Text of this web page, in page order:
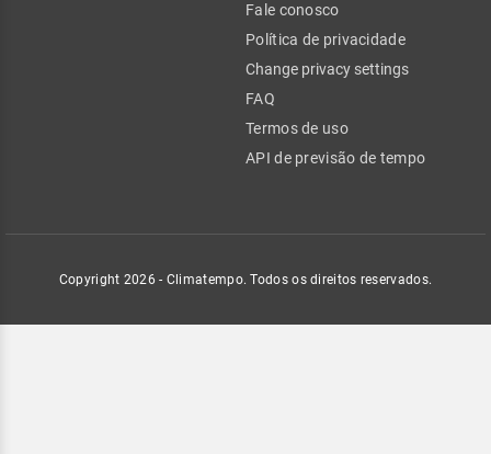
Fale conosco
Política de privacidade
Change privacy settings
FAQ
Termos de uso
API de previsão de tempo
Copyright 2026 - Climatempo. Todos os direitos reservados.